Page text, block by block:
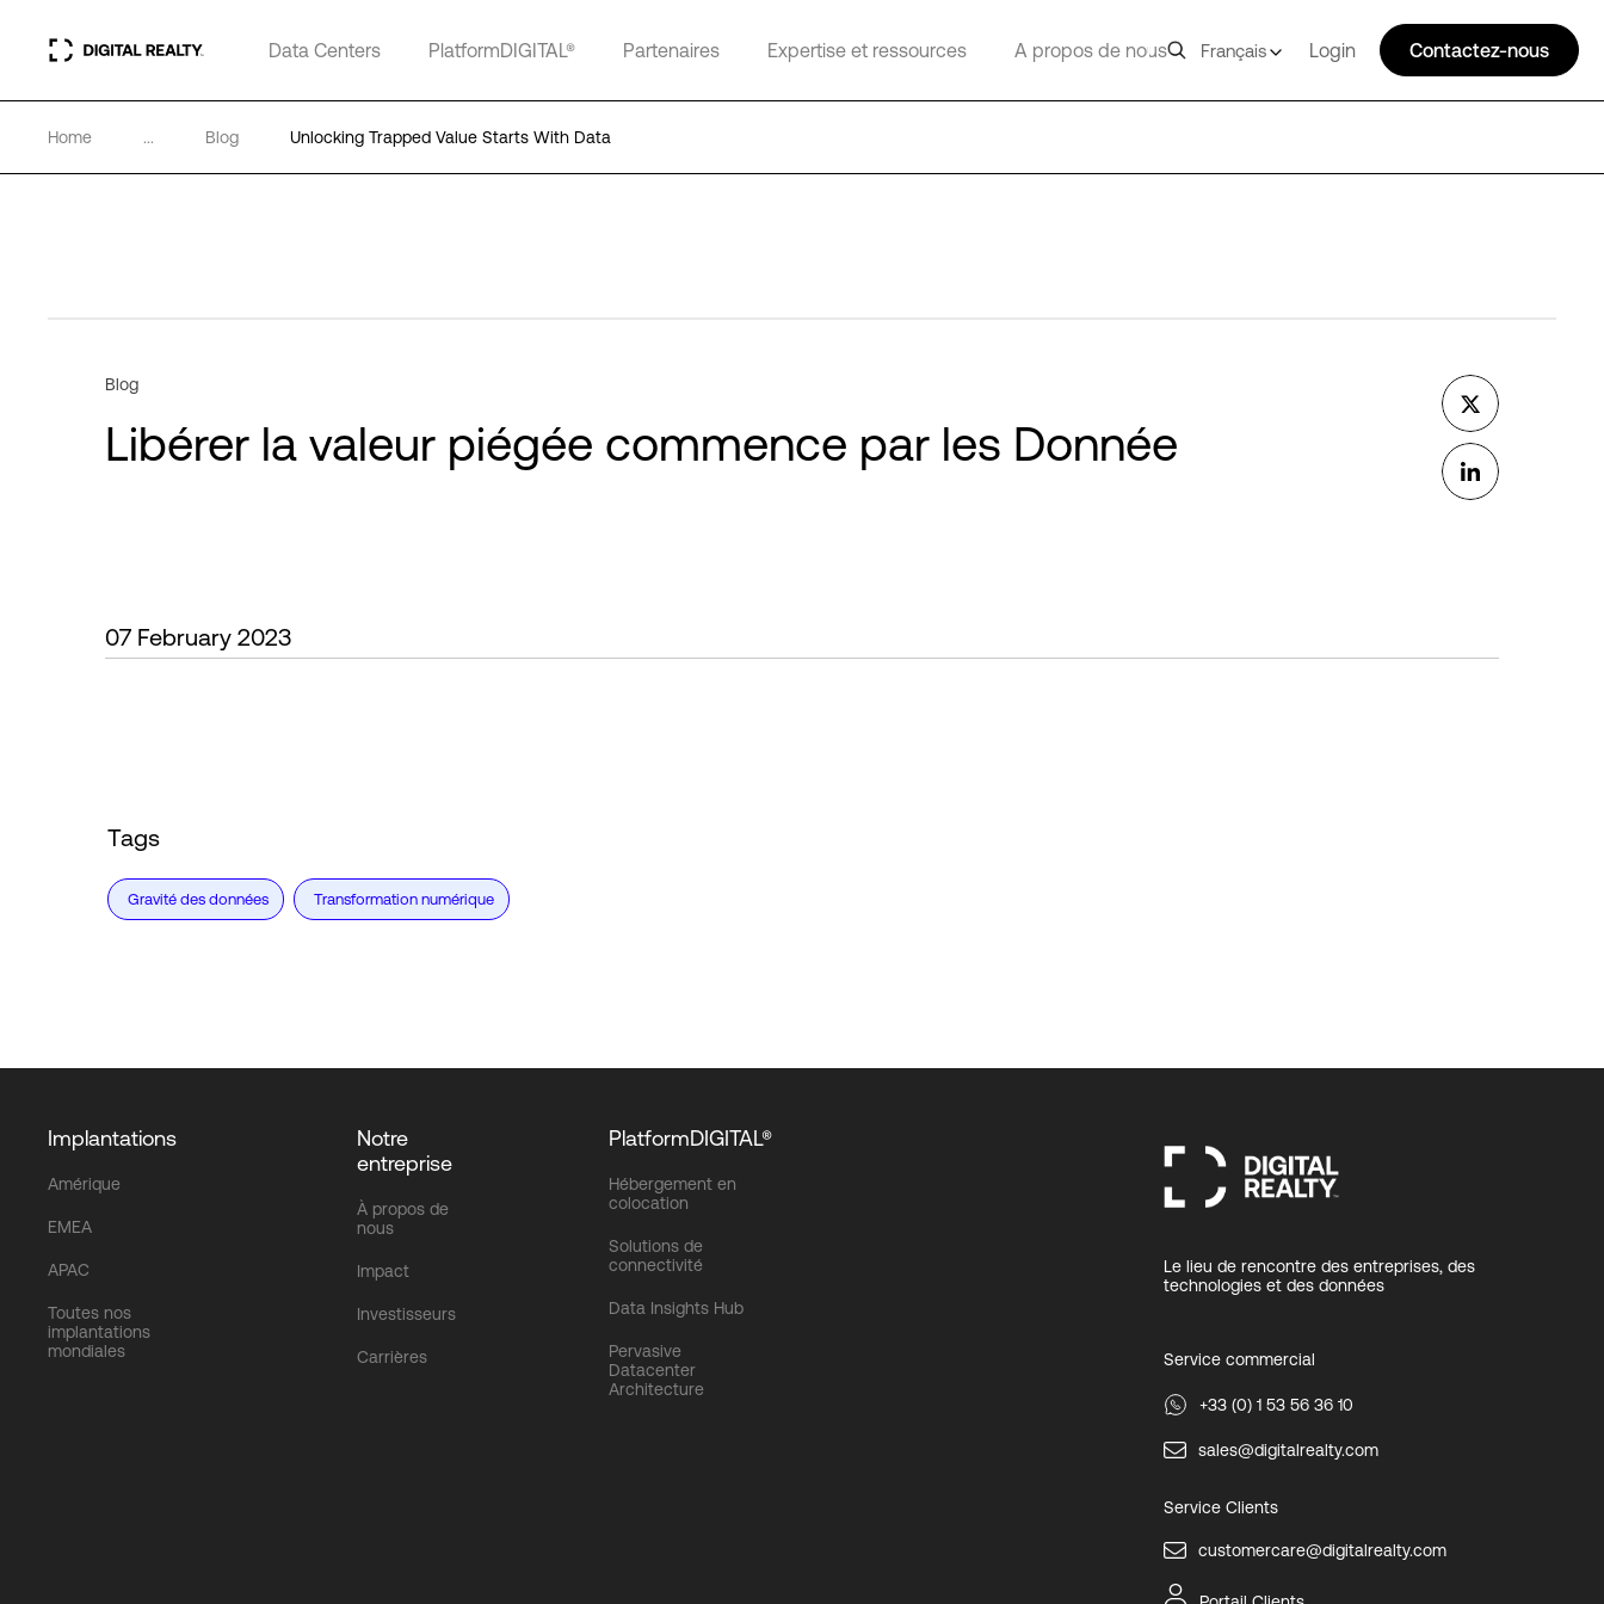
Data Centers PlatformDIGITAL® Partenaires Expertise et ressources A propos de nous Français Login Contactez-nous
Home ... Blog Unlocking Trapped Value Starts With Data
Blog
Libérer la valeur piégée commence par les Donnée
07 February 2023
Tags
Gravité des données Transformation numérique
Implantations
Amérique
EMEA
APAC
Toutes nos
implantations
mondiales
Notre
entreprise
À propos de
nous
Impact
Investisseurs
Carrières
PlatformDIGITAL®
Hébergement en
colocation
Solutions de
connectivité
Data Insights Hub
Pervasive
Datacenter
Architecture
Le lieu de rencontre des entreprises, des
technologies et des données
Service commercial
+33 (0) 1 53 56 36 10
sales@digitalrealty.com
Service Clients
customercare@digitalrealty.com